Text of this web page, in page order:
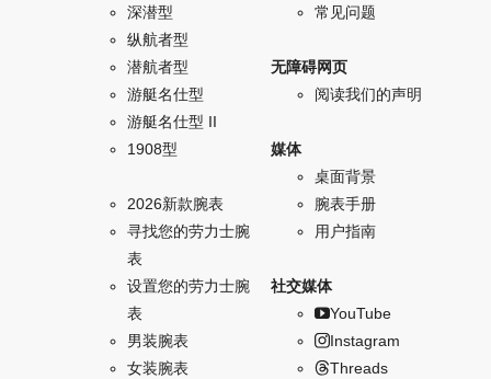
深潜型
纵航者型
潜航者型
游艇名仕型
游艇名仕型 II
1908型
2026新款腕表
寻找您的劳力士腕
表
设置您的劳力士腕
表
男装腕表
女装腕表
常见问题
无障碍网页
阅读我们的声明
媒体
桌面背景
腕表手册
用户指南
社交媒体
YouTube
Instagram
Threads